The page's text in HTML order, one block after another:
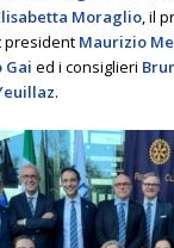
Moraglio, il
president Maurizio
Gai ed i consiglieri
.